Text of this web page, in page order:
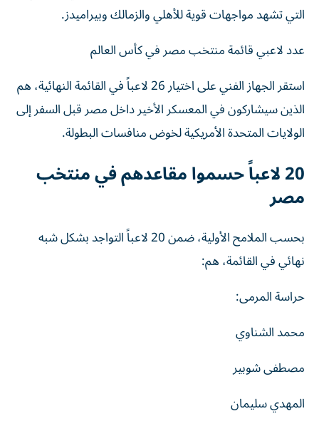
التي تشهد مواجهات قوية للأهلي والزمالك وبيراميدز.
عدد لاعبي قائمة منتخب مصر في كأس العالم
استقر الجهاز الفني على اختيار 26 لاعباً في القائمة النهائية، هم
الذين سيشاركون في المعسكر الأخير داخل مصر قبل السفر إلى
الولايات المتحدة الأمريكية لخوض منافسات البطولة.
20 لاعباً حسموا مقاعدهم في منتخب
مصر
بحسب الملامح الأولية، ضمن 20 لاعباً التواجد بشكل شبه
نهائي في القائمة، هم:
حراسة المرمى:
محمد الشناوي
مصطفى شوبير
المهدي سليمان